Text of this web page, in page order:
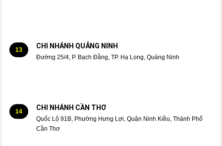
13 CHI NHÁNH QUẢNG NINH
Đường 25/4, P. Bạch Đằng, TP. Hạ Long, Quảng Ninh
14 CHI NHÁNH CẦN THƠ
Quốc Lộ 91B, Phường Hưng Lợi, Quận Ninh Kiều, Thành Phố
Cần Thơ